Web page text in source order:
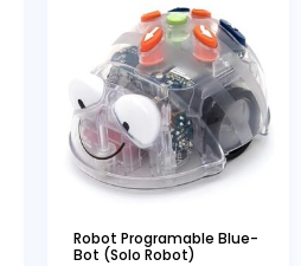
Robot Programable Blue-
Bot (Solo Robot)